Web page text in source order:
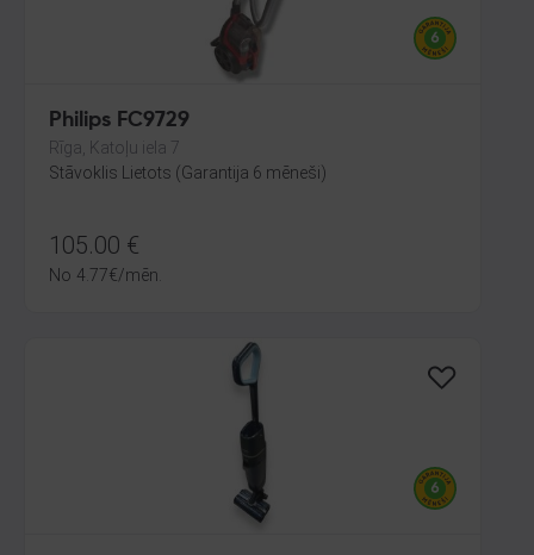
Philips FC9729
Rīga, Katoļu iela 7
Stāvoklis Lietots (Garantija 6 mēneši)
105.00 €
No 4.77€/mēn.